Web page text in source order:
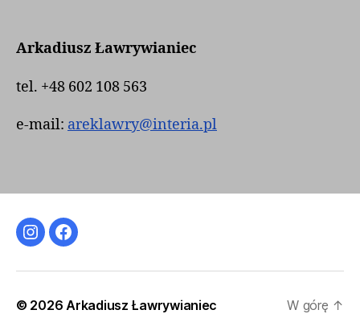
Arka­diusz Ławrywianiec
tel. +48 602 108 563
e‑mail: areklawry@interia.pl
InstagramFacebook
© 2026 Arkadiusz Ławrywianiec W górę ↑